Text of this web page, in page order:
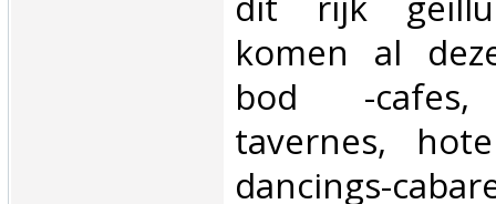
komen al
bod -cafes,
tavernes,
dancings-